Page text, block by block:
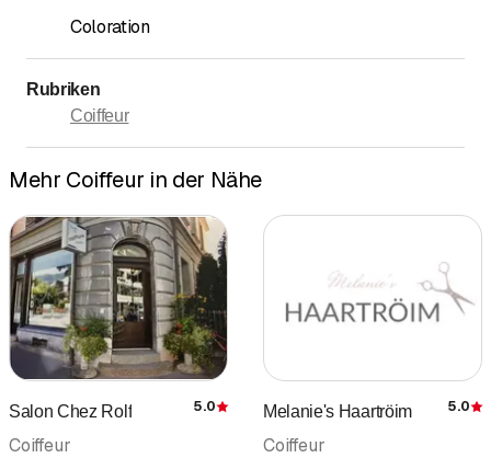
Coloration
Rubriken
Coiffeur
Mehr Coiffeur in der Nähe
Salon Chez Rolf Bewertung
5.0
Coiffeur
Melanie's Haartröim 5.0
Coiffeur